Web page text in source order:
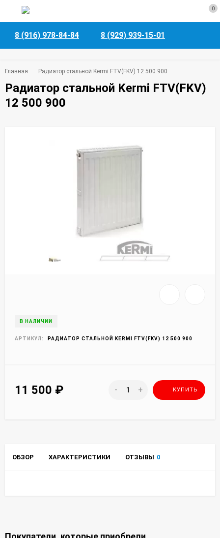
0
8 (916) 978-84-84 8 (929) 939-15-01
Главная Радиатор стальной Kermi FTV(FKV) 12 500 900
Радиатор стальной Kermi FTV(FKV)
12 500 900
В НАЛИЧИИ
АРТИКУЛ: РАДИАТОР СТАЛЬНОЙ KERMI FTV(FKV) 12 500 900
11 500 ₽ - + КУПИТЬ
ОБЗОР ХАРАКТЕРИСТИКИ ОТЗЫВЫ 0